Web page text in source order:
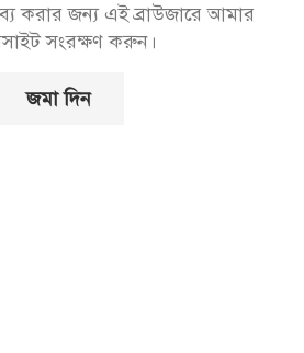
করার জন্য এই ব্রাউজারে আমার
সংরক্ষণ করুন।